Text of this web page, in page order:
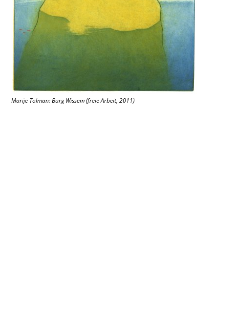
Marije Tolman: Burg Wissem (freie Arbeit, 2011)